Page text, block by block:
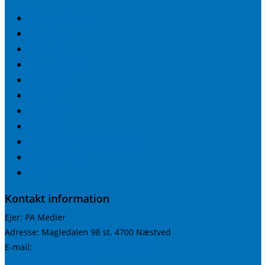
Kontakt information
Ejer: PA Medier
Adresse: Magledalen 98 st. 4700 Næstved
E-mail: